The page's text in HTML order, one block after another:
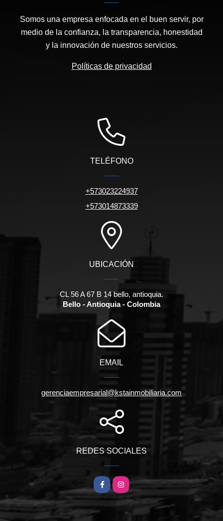
Somos una empresa enfocada en el buen servir, por
medio de la confianza, la transparencia, honestidad
y la innovación de nuestros servicios.
Políticas de privacidad
TELÉFONO
+573023224937
+573014873339
UBICACIÓN
CL 56 A 67 B 14 bello, antioquia.
Bello - Antioquia - Colombia
EMAIL
gerenciaempresarial@kstainmobiliaria.com
REDES SOCIALES
FacebookInstagram